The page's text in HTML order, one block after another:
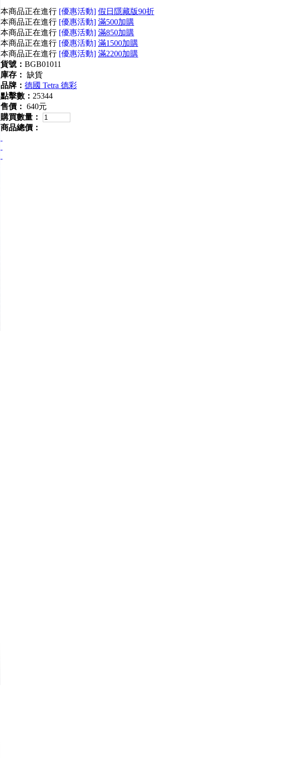
本商品正在進行 [優惠活動] 假日隱藏版90折
本商品正在進行 [優惠活動] 滿500加購
本商品正在進行 [優惠活動] 滿850加購
本商品正在進行 [優惠活動] 滿1500加購
本商品正在進行 [優惠活動] 滿2200加購
貨號： BGB01011
庫存： 缺貨
品牌： 德國 Tetra 德彩
點擊數： 25344
售價： 640元
購買數量：
商品總價：